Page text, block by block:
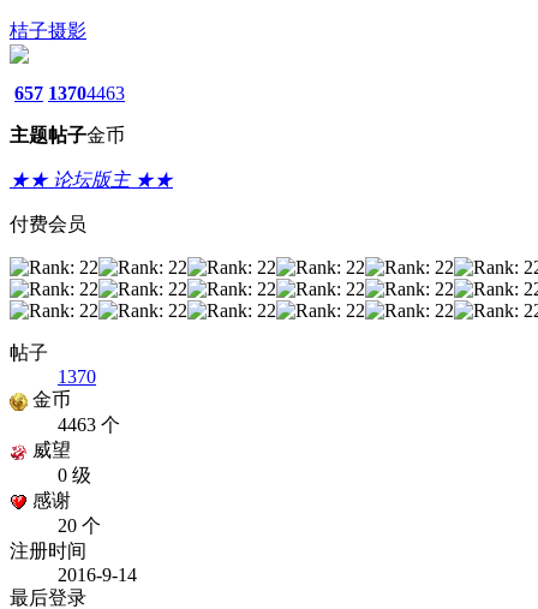
桔子摄影
657
主题
1370
帖子
4463
金币
★★ 论坛版主 ★★
付费会员
帖子
1370
金币
4463 个
威望
0 级
感谢
20 个
注册时间
2016-9-14
最后登录